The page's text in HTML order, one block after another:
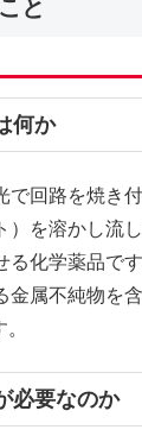
と
何か
で回路を焼き
）を溶かし流
化学薬品です
金属不純物を
必要なのか